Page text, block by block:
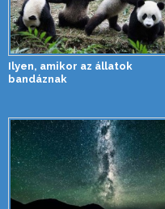
Ilyen, amikor az állatok
bandáznak